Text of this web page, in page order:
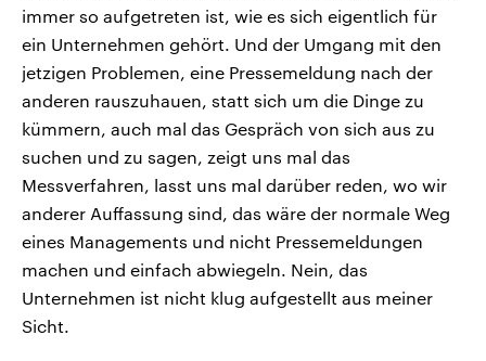
immer so aufgetreten ist, wie es sich eigentlich für
ein Unternehmen gehört. Und der Umgang mit den
jetzigen Problemen, eine Pressemeldung nach der
anderen rauszuhauen, statt sich um die Dinge zu
kümmern, auch mal das Gespräch von sich aus zu
suchen und zu sagen, zeigt uns mal das
Messverfahren, lasst uns mal darüber reden, wo wir
anderer Auffassung sind, das wäre der normale Weg
eines Managements und nicht Pressemeldungen
machen und einfach abwiegeln. Nein, das
Unternehmen ist nicht klug aufgestellt aus meiner
Sicht.